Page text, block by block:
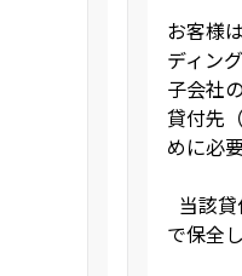
お客様
ディン
子会社
貸付先
めに必
当該
で保全